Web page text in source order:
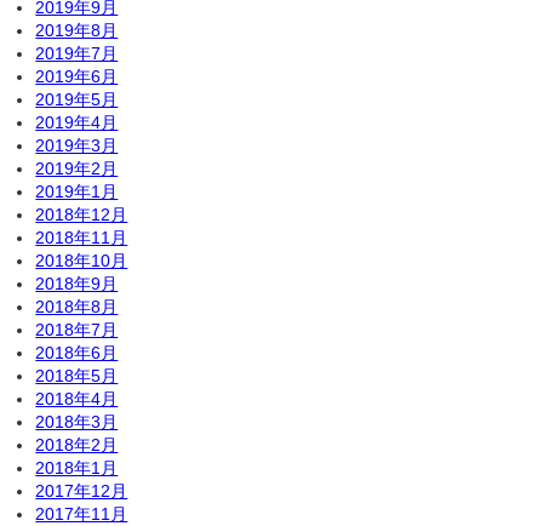
2019年9月
2019年8月
2019年7月
2019年6月
2019年5月
2019年4月
2019年3月
2019年2月
2019年1月
2018年12月
2018年11月
2018年10月
2018年9月
2018年8月
2018年7月
2018年6月
2018年5月
2018年4月
2018年3月
2018年2月
2018年1月
2017年12月
2017年11月